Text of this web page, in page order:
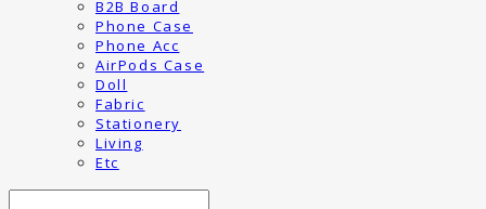
B2B Board
Phone Case
Phone Acc
AirPods Case
Doll
Fabric
Stationery
Living
Etc